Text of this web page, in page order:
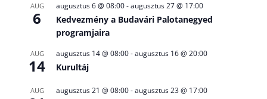
AUG
6
augusztus 6 @ 08:00-augusztus 27 @ 17:00
Kedvezmény a Budavári Palotanegyed
programjaira
AUG
14
augusztus 14 @ 08:00-augusztus 16 @ 20:00
Kurultáj
AUG augusztus 21 @ 08:00-augusztus 23 @ 17:00